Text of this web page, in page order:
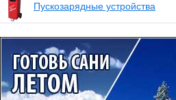
Пускозарядные устройства